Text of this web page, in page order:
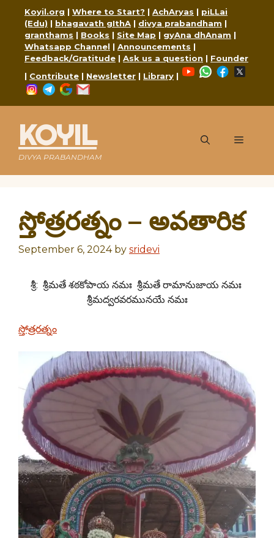
content
Koyil.org | Where to Start? | AchAryas | piLLai
(Edu) | bhagavath gIthA | divya prabandham |
granthams | Books | Site Map | gyAna dhAnam |
Whatsapp Channel | Announcements |
Feedback/Gratitude | Ask us a question | Founder
| Contribute | Newsletter | Library |
YouTubeWhatsApp
Facebook
Instagram
Telegram
Google
KOYIL
DIVYA PRABANDHAM
Menu
స్తోత్రరత్నం – అవతారిక
September 6, 2024 by sridevi
శ్రీ: శ్రీమతే శఠకోపాయ నమః శ్రీమతే రామానుజాయ నమః
శ్రీమద్వరవరమునయే నమః
స్తోత్రరత్నం